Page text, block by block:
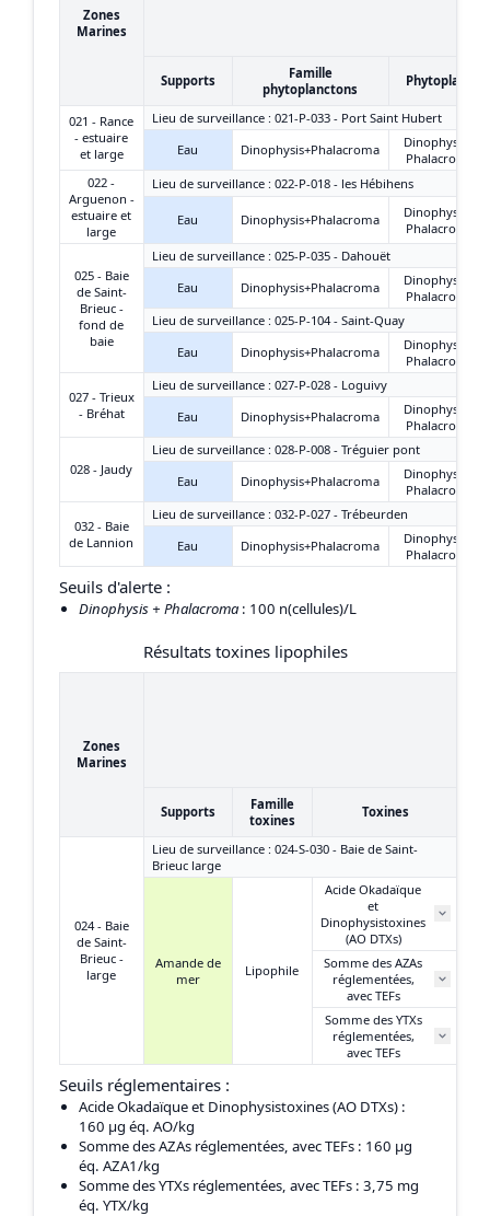
Zones
Marines
Supports
Famille
phytoplanctons
021 - Rance
- estuaire
et large
Lieu de surveillance : 021-P-033 - Port Saint Hubert
Eau
Dinophysis+Phalacroma
Dinophysis +
Phalacroma
022 -
Arguenon -
estuaire et
large
Lieu de surveillance : 022-P-018 - les Hébihens
Eau Dinophysis+Phalacroma
Dinophysis +
Phalacroma
025 - Baie
de Saint-
Brieuc -
fond de
baie
Lieu de surveillance : 025-P-035 - Dahouët
Eau
Dinophysis+Phalacroma
Dinophysis +
Phalacroma
Lieu de surveillance : 025-P-104 - Saint-Quay
Eau
Dinophysis+Phalacroma
Dinophysis +
Phalacroma
027 - Trieux
- Bréhat
Lieu de surveillance : 027-P-028 - Loguivy
Eau
Dinophysis+Phalacroma
Dinophysis +
Phalacroma
028 - Jaudy
Lieu de surveillance : 028-P-008 - Tréguier pont
Eau
Dinophysis+Phalacroma
Dinophysis +
Phalacroma
032 - Baie
de Lannion
Lieu de surveillance : 032-P-027 - Trébeurden
Eau
Dinophysis+Phalacroma
Dinophysis +
Phalacroma
Seuils d'alerte :
Dinophysis + Phalacroma : 100 n(cellules)/L
Résultats toxines lipophiles
Zones
Marines
Supports
Famille
toxines
Toxines
024 - Baie
de Saint-
Brieuc -
large
Lieu de surveillance : 024-S-030 - Baie de Saint-
Brieuc large
Amande de
mer
Lipophile
Acide Okadaïque
et
Dinophysistoxines
(AO DTXs)
Somme des AZAs
réglementées,
avec TEFs
Somme des YTXs
réglementées,
avec TEFs
Seuils réglementaires :
Acide Okadaïque et Dinophysistoxines (AO DTXs) :
160 μg éq. AO/kg
Somme des AZAs réglementées, avec TEFs : 160 μg
éq. AZA1/kg
Somme des YTXs réglementées, avec TEFs : 3,75 mg
éq. YTX/kg